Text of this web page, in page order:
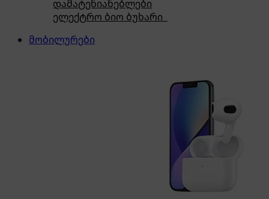
დამატენიანებლები
ელექტრო ბიო ბუხარი
მობილურები